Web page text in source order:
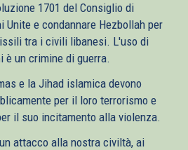
1701 del Consiglio di
Unite e condannare Hezbollah per
tra i civili libanesi. L'uso di
un crimine di guerra.
e la Jihad islamica devono
per il loro terrorismo e
il suo incitamento alla violenza.
attacco alla nostra civiltà, ai